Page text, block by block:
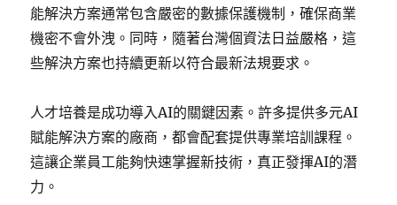
能解決方案通常包含嚴密的數據保護機制，確保商業
機密不會外洩。同時，隨著台灣個資法日益嚴格，這
些解決方案也持續更新以符合最新法規要求。
人才培養是成功導入AI的關鍵因素。許多提供多元AI
賦能解決方案的廠商，都會配套提供專業培訓課程。
這讓企業員工能夠快速掌握新技術，真正發揮AI的潛
力。